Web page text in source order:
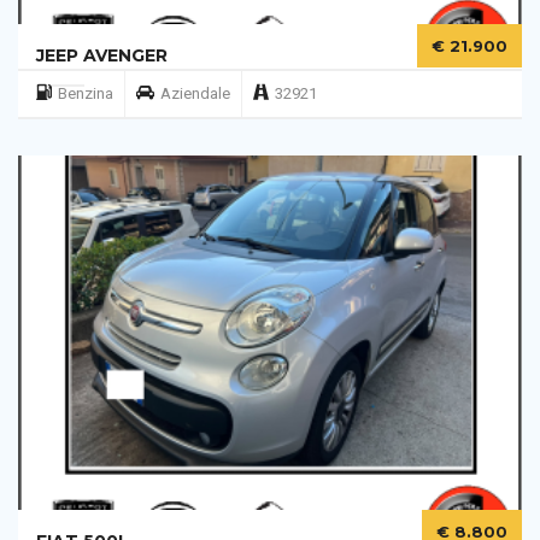
JEEP AVENGER € 21.900
Benzina Aziendale 32921
€ 8.800